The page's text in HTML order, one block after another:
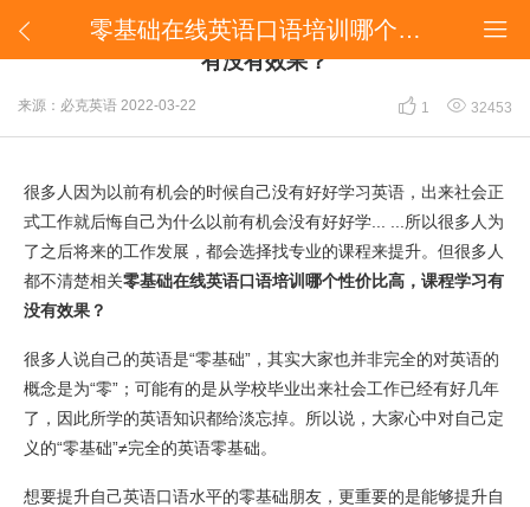
 
​零基础在线英语口语培训哪个性价比高，课程学习有没有效果？
​零基础在线英语口语培训哪个性价比高，课程学习
有没有效果？
来源：必克英语 2022-03-22  1  32453
很多人因为以前有机会的时候自己没有好好学习英语，出来社会正
式工作就后悔自己为什么以前有机会没有好好学... ...所以很多人为
了之后将来的工作发展，都会选择找专业的课程来提升。但很多人
都不清楚相关零基础在线英语口语培训哪个性价比高，课程学习有
没有效果？
很多人说自己的英语是“零基础”，其实大家也并非完全的对英语的
概念是为“零”；可能有的是从学校毕业出来社会工作已经有好几年
了，因此所学的英语知识都给淡忘掉。所以说，大家心中对自己定
义的“零基础”≠完全的英语零基础。
想要提升自己英语口语水平的零基础朋友，更重要的是能够提升自